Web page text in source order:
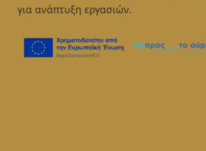
για ανάπτυξη εργασιών.